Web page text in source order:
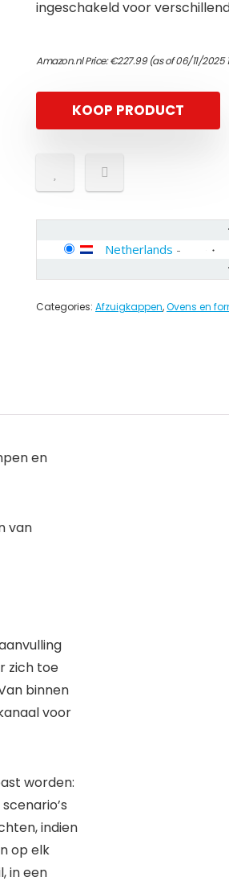
ingeschakeld voor
Amazon.nl Price:€227.99(as of 06/11/2025
KOOP PRODUCT
Netherlands -
Categories: Afzuigkappen,Ovens en
en
van
zich toe
binnen
voor
worden:
indien
op elk
in een